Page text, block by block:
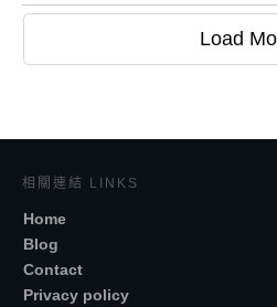
Load
相關連結 LINKS
Home
Blog
Contact
Privacy policy